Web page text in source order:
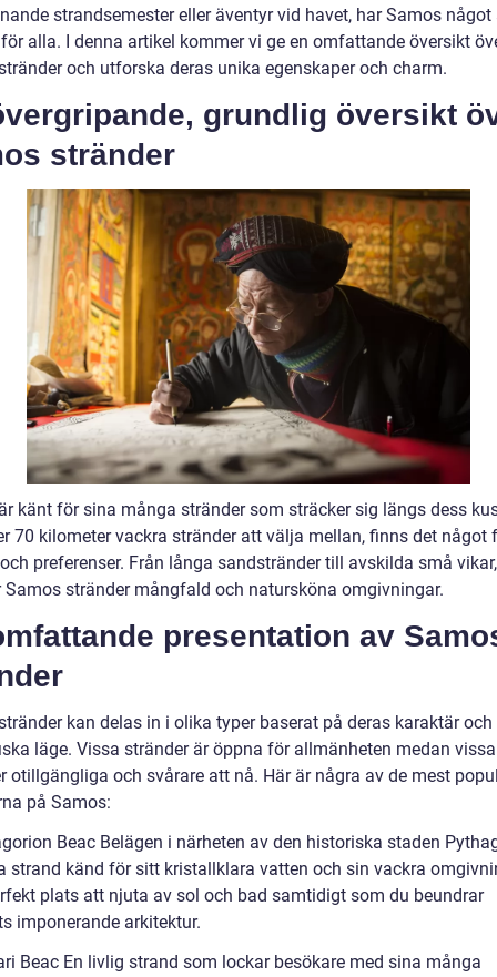
strandsemester eller äventyr vid havet, har Samos något
alla. I denna artikel kommer vi ge en omfattande översikt
och utforska deras unika egenskaper och charm.
grundlig översikt
stränder
känt för sina många stränder som sträcker sig längs dess
70 kilometer vackra stränder att välja mellan, finns det något
preferenser. Från långa sandstränder till avskilda små vikar,
Samos stränder mångfald och natursköna omgivningar.
presentation av
kan delas in i olika typer baserat på deras karaktär och
läge. Vissa stränder är öppna för allmänheten medan
otillgängliga och svårare att nå. Här är några av de mest
på Samos:
Beac Belägen i närheten av den historiska staden
strand känd för sitt kristallklara vatten och sin vackra
plats att njuta av sol och bad samtidigt som du beundrar
imponerande arkitektur.
Beac En livlig strand som lockar besökare med sina många